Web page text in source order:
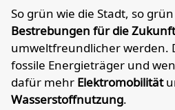
So grün wie die Stadt, so
Bestrebungen für die Zukunft
umweltfreundlicher werden.
fossile Energieträger und
dafür mehr Elektromobilität
Wasserstoffnutzung.